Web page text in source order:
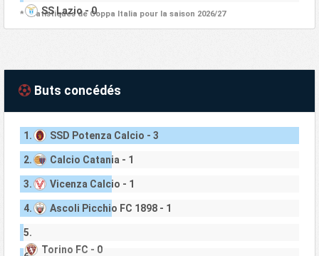
SS Lazio - 0
* Statistiques de Coppa Italia pour la saison 2026/27
Buts concédés
1. SSD Potenza Calcio - 3
2. Calcio Catania - 1
3. Vicenza Calcio - 1
4. Ascoli Picchio FC 1898 - 1
5.
Torino FC - 0